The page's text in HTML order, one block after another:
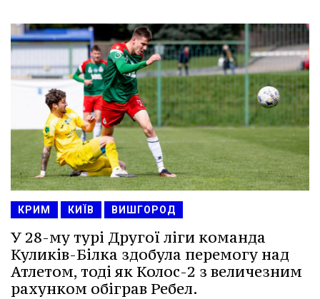
КРИМ КИЇВ ВИШГОРОД
У 28-му турі Другої ліги команда
Куликів-Білка здобула перемогу над
Атлетом, тоді як Колос-2 з величезним
рахунком обіграв Ребел.